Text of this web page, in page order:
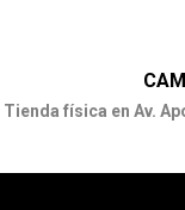
Tienda física en Av.